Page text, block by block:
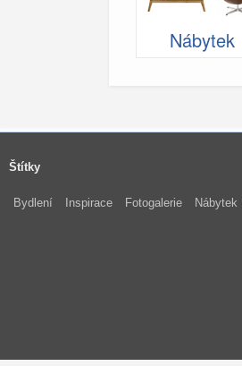
Nábytek
Štítky
Bydlení Inspirace Fotogalerie Nábytek